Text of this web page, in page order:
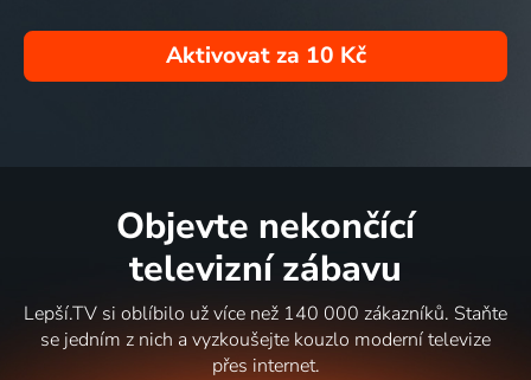
Aktivovat za 10 Kč
Objevte nekončící
televizní zábavu
Lepší.TV si oblíbilo už více než 140 000 zákazníků. Staňte
se jedním z nich a vyzkoušejte kouzlo moderní televize
přes internet.